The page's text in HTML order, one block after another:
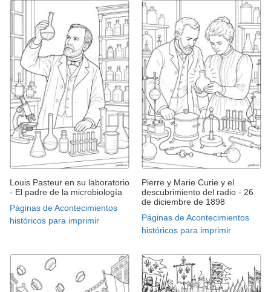
Louis Pasteur en su laboratorio
- El padre de la microbiología
Páginas de Acontecimientos
históricos para imprimir
Pierre y Marie Curie y el
descubrimiento del radio - 26
de diciembre de 1898
Páginas de Acontecimientos
históricos para imprimir